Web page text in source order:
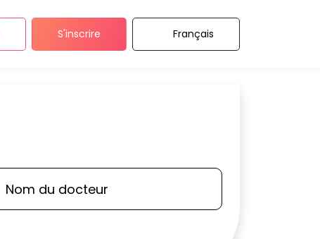
S'inscrire Français